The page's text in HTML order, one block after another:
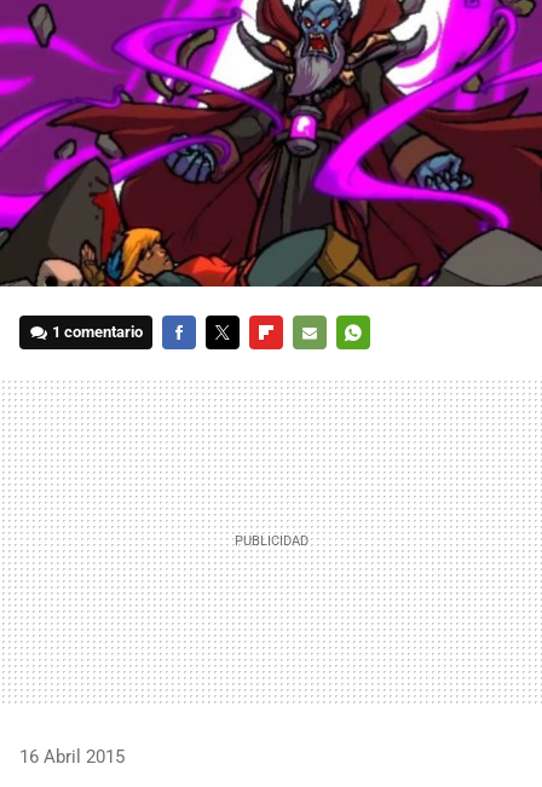
1 comentario
MAIL
16 Abril 2015